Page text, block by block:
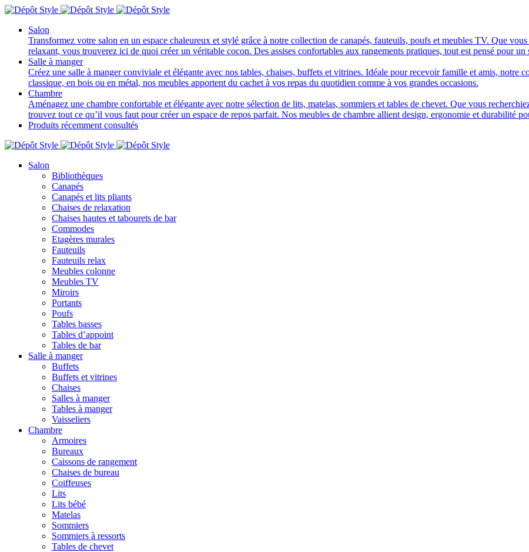
Salon
Transformez votre salon en un espace chaleureux et stylé grâce à notre collection de canapés, fauteuils, poufs et meubles TV. Que
relaxant, vous trouverez ici de quoi créer un véritable cocon. Des assises confortables aux rangements pratiques, tout est pensé pour un
Salle à manger
Créez une salle à manger conviviale et élégante avec nos tables, chaises, buffets et vitrines. Idéale pour recevoir famille et amis,
classique, en bois ou en métal, nos meubles apportent du cachet à vos repas du quotidien comme à vos grandes occasions.
Chambre
Aménagez une chambre confortable et élégante avec notre sélection de lits, matelas, sommiers et tables de chevet. Que vous
trouvez tout ce qu’il vous faut pour créer un espace de repos parfait. Nos meubles de chambre allient design, ergonomie et durabilité
Produits récemment consultés
Salon
Bibliothèques
Canapés
Canapés et lits pliants
Chaises de relaxation
Chaises hautes et tabourets de bar
Commodes
Etagères murales
Fauteuils
Fauteuils relax
Meubles colonne
Meubles TV
Miroirs
Portants
Poufs
Tables basses
Tables d’appoint
Tables de bar
Salle à manger
Buffets
Buffets et vitrines
Chaises
Salles à manger
Tables à manger
Vaisseliers
Chambre
Armoires
Bureaux
Caissons de rangement
Chaises de bureau
Coiffeuses
Lits
Lits bébé
Matelas
Sommiers
Sommiers à ressorts
Tables de chevet